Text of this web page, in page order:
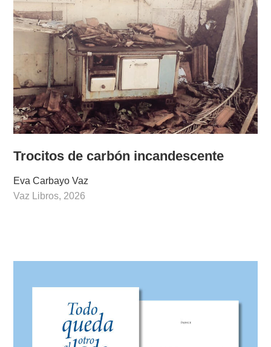
Trocitos de carbón incandescente
Eva Carbayo Vaz
Vaz Libros, 2026